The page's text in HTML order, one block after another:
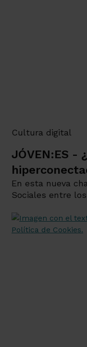
Cultura digital
JÓVEN:ES -
En esta nueva
Sociales entre